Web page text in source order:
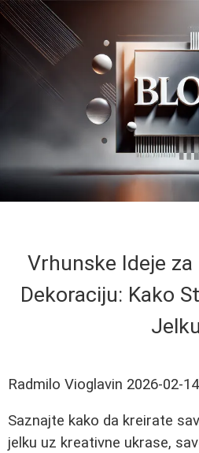
Vrhunske Ideje
Dekoraciju: Kako
Jelku
Radmilo Vioglavin 2026-02-14
Saznajte kako da kreirate
jelku uz kreativne ukrase,